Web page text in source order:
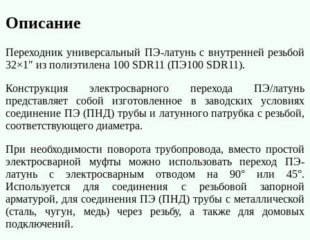
внутренней
резьбой
Описание
Переходник универсальный ПЭ-латунь с внутренней резьбой
32×1″ из полиэтилена 100 SDR11 (ПЭ100 SDR11).
Конструкция электросварного перехода ПЭ/латунь
представляет собой изготовленное в заводских условиях
соединение ПЭ (ПНД) трубы и латунного патрубка с резьбой,
соответствующего диаметра.
При необходимости поворота трубопровода, вместо простой
электросварной муфты можно использовать переход ПЭ-
латунь с электросварным отводом на 90° или 45°.
Используется для соединения с резьбовой запорной
арматурой, для соединения ПЭ (ПНД) трубы с металлической
(сталь, чугун, медь) через резьбу, а также для домовых
подключений.